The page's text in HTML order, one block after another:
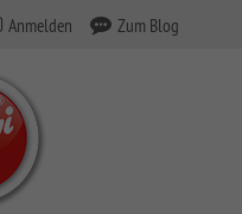
Anmelden Zum Blog